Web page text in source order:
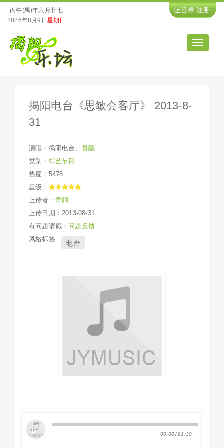
丙午(馬)年六月廿七
2026年8月9日星期日
登录 注册
导
航
揭阳电台《思敏会客厅》 2013-8-
31
演唱： 揭阳电台、 青醨
类别： 综艺节目
热度：5478
星级：
上传者： 青醨
上传日期：2013-08-31
有问题请戳： 问题反馈
风格标签:
电台
00:00/91:30